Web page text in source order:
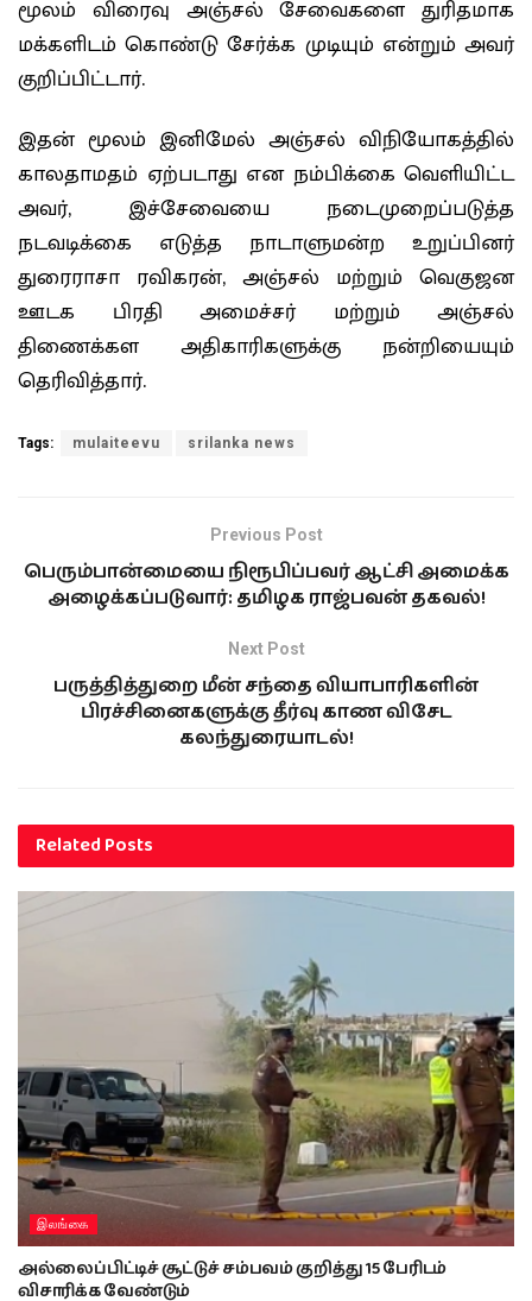
மூலம் விரைவு அஞ்சல் சேவைகளை துரிதமாக
மக்களிடம் கொண்டு சேர்க்க முடியும் என்றும் அவர்
குறிப்பிட்டார்.
இதன் மூலம் இனிமேல் அஞ்சல் விநியோகத்தில்
காலதாமதம் ஏற்படாது என நம்பிக்கை வெளியிட்ட
அவர், இச்சேவையை நடைமுறைப்படுத்த
நடவடிக்கை எடுத்த நாடாளுமன்ற உறுப்பினர்
துரைராசா ரவிகரன், அஞ்சல் மற்றும் வெகுஜன
ஊடக பிரதி அமைச்சர் மற்றும் அஞ்சல்
திணைக்கள அதிகாரிகளுக்கு நன்றியையும்
தெரிவித்தார்.
Tags: mulaiteevu srilanka news
Previous Post
பெரும்பான்மையை நிரூபிப்பவர் ஆட்சி அமைக்க
அழைக்கப்படுவார்: தமிழக ராஜ்பவன் தகவல்!
Next Post
பருத்தித்துறை மீன் சந்தை வியாபாரிகளின்
பிரச்சினைகளுக்கு தீர்வு காண விசேட
கலந்துரையாடல்!
RelatedPosts
இலங்கை
அல்லைப்பிட்டிச் சூட்டுச் சம்பவம் குறித்து 15 பேரிடம்
விசாரிக்க வேண்டும்